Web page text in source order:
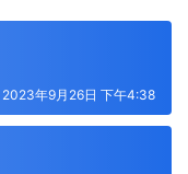
2023年9月26日 下午4:38